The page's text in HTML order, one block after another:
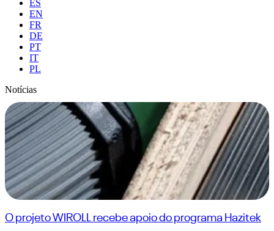
ES
EN
FR
DE
PT
IT
PL
Notícias
O projeto WIROLL recebe apoio do programa Hazitek